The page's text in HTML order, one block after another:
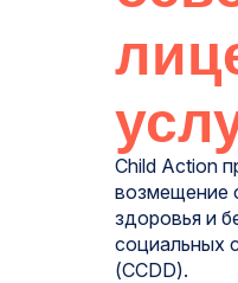
Child Action
возмещение
здоровья и
социальных
(CCDD).